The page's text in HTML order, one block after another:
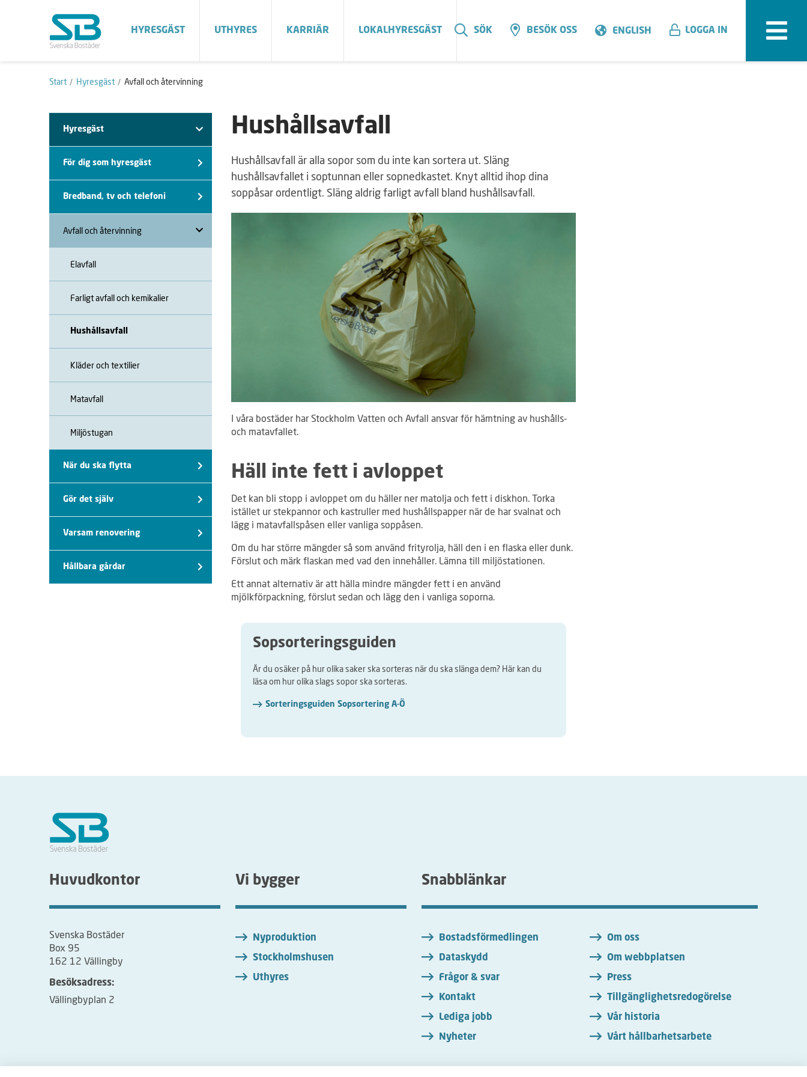
HYRESGÄST UTHYRES KARRIÄR LOKALHYRESGÄST SÖK BESÖK OSS ENGLISH LOGGA IN
Start Hyresgäst Avfall och återvinning
Hyresgäst
För dig som hyresgäst
Bredband, tv och telefoni
Avfall och återvinning
Elavfall
Farligt avfall och kemikalier
Hushållsavfall
Kläder och textilier
Matavfall
Miljöstugan
När du ska flytta
Gör det själv
Varsam renovering
Hållbara gårdar
Hushållsavfall
Hushållsavfall är alla sopor som du inte kan sortera ut. Släng
hushållsavfallet i soptunnan eller sopnedkastet. Knyt alltid ihop dina
soppåsar ordentligt. Släng aldrig farligt avfall bland hushållsavfall.
I våra bostäder har Stockholm Vatten och Avfall ansvar för hämtning av hushålls-
och matavfallet.
Häll inte fett i avloppet
Det kan bli stopp i avloppet om du häller ner matolja och fett i diskhon. Torka
istället ur stekpannor och kastruller med hushållspapper när de har svalnat och
lägg i matavfallspåsen eller vanliga soppåsen.
Om du har större mängder så som använd frityrolja, häll den i en flaska eller dunk.
Förslut och märk flaskan med vad den innehåller. Lämna till miljöstationen.
Ett annat alternativ är att hälla mindre mängder fett i en använd
mjölkförpackning, förslut sedan och lägg den i vanliga soporna.
Sopsorteringsguiden
Är du osäker på hur olika saker ska sorteras när du ska slänga dem? Här kan du
läsa om hur olika slags sopor ska sorteras.
Sorteringsguiden Sopsortering A-Ö
Huvudkontor
Svenska Bostäder
Box 95
162 12 Vällingby
Besöksadress:
Vällingbyplan 2
Vi bygger
Nyproduktion
Stockholmshusen
Uthyres
Snabblänkar
Bostadsförmedlingen
Dataskydd
Frågor & svar
Kontakt
Lediga jobb
Nyheter
Om oss
Om webbplatsen
Press
Tillgänglighetsredogörelse
Vår historia
Vårt hållbarhetsarbete